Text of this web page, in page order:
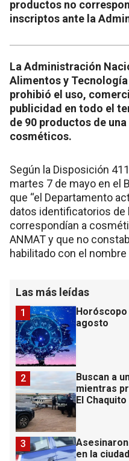
productos no
inscriptos ante la
La Administración
Alimentos y
prohibió el uso,
publicidad en todo el
de 90 productos de
cosméticos.
Según la Disposición
martes 7 de mayo en el
que “el Departamento
datos identificatorios
correspondían a
ANMAT y que no
habilitado con el nombre
Las más leídas
agosto
1
Buscan a
mientras
El Chaquito
2
en la
3